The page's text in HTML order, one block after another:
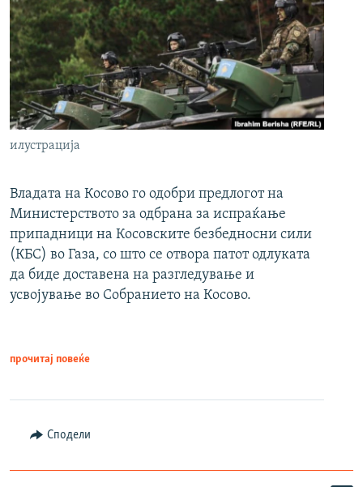
илустрација
Владата на Косово го одобри предлогот на
Министерството за одбрана за испраќање
припадници на Косовските безбедносни сили
(КБС) во Газа, со што се отвора патот одлуката
да биде доставена на разгледување и
усвојување во Собранието на Косово.
прочитај повеќе
Сподели